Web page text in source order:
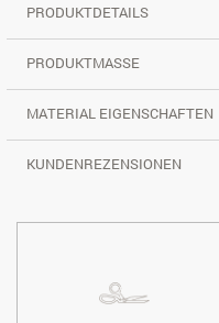
PRODUKTDETAILS
PRODUKTMASSE
MATERIAL EIGENSCHAFTEN
KUNDENREZENSIONEN